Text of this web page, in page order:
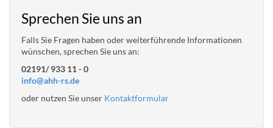
Sprechen Sie uns an
Falls Sie Fragen haben oder weiterführende Informationen
wünschen, sprechen Sie uns an:
02191/ 933 11 - 0
info@ahh-rs.de
oder nutzen Sie unser Kontaktformular